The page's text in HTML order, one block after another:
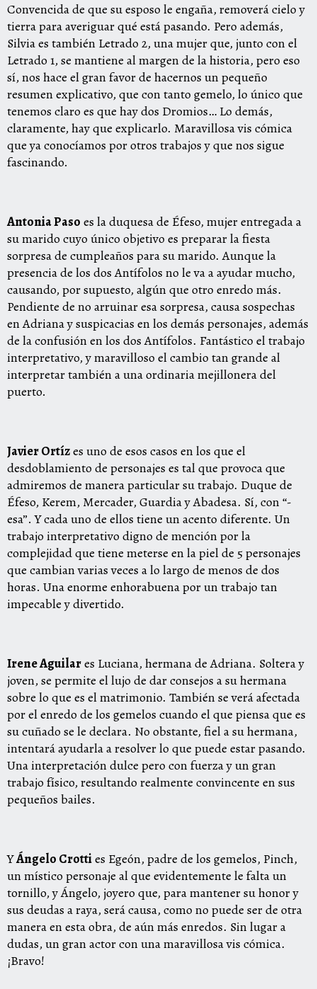
Convencida de que su esposo le engaña, removerá cielo y
tierra para averiguar qué está pasando. Pero además,
Silvia es también Letrado 2, una mujer que, junto con el
Letrado 1, se mantiene al margen de la historia, pero eso
sí, nos hace el gran favor de hacernos un pequeño
resumen explicativo, que con tanto gemelo, lo único que
tenemos claro es que hay dos Dromios… Lo demás,
claramente, hay que explicarlo. Maravillosa vis cómica
que ya conocíamos por otros trabajos y que nos sigue
fascinando.
Antonia Paso es la duquesa de Éfeso, mujer entregada a
su marido cuyo único objetivo es preparar la fiesta
sorpresa de cumpleaños para su marido. Aunque la
presencia de los dos Antífolos no le va a ayudar mucho,
causando, por supuesto, algún que otro enredo más.
Pendiente de no arruinar esa sorpresa, causa sospechas
en Adriana y suspicacias en los demás personajes, además
de la confusión en los dos Antífolos. Fantástico el trabajo
interpretativo, y maravilloso el cambio tan grande al
interpretar también a una ordinaria mejillonera del
puerto.
Javier Ortízes uno de esos casos en los que el
desdoblamiento de personajes es tal que provoca que
admiremos de manera particular su trabajo. Duque de
Éfeso, Kerem, Mercader, Guardia y Abadesa. Sí, con “-
esa”. Y cada uno de ellos tiene un acento diferente. Un
trabajo interpretativo digno de mención por la
complejidad que tiene meterse en la piel de 5 personajes
que cambian varias veces a lo largo de menos de dos
horas. Una enorme enhorabuena por un trabajo tan
impecable y divertido.
Irene Aguilares Luciana, hermana de Adriana. Soltera y
joven, se permite el lujo de dar consejos a su hermana
sobre lo que es el matrimonio. También se verá afectada
por el enredo de los gemelos cuando el que piensa que es
su cuñado se le declara. No obstante, fiel a su hermana,
intentará ayudarla a resolver lo que puede estar pasando.
Una interpretación dulce pero con fuerza y un gran
trabajo físico, resultando realmente convincente en sus
pequeños bailes.
YÁngelo Crotties Egeón, padre de los gemelos, Pinch,
un místico personaje al que evidentemente le falta un
tornillo, y Ángelo, joyero que, para mantener su honor y
sus deudas a raya, será causa, como no puede ser de otra
manera en esta obra, de aún más enredos. Sin lugar a
dudas, un gran actor con una maravillosa vis cómica.
¡Bravo!